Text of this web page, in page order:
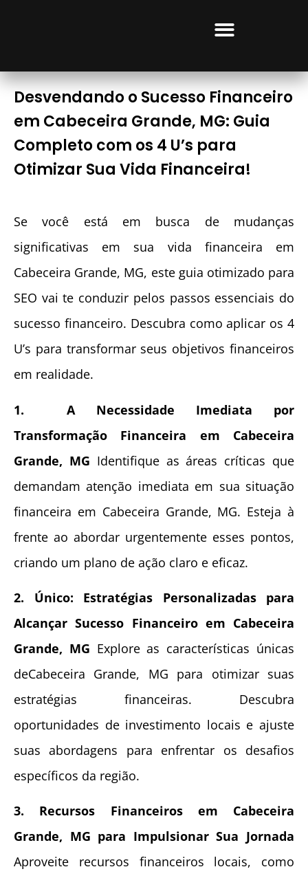
Desvendando o Sucesso Financeiro
em Cabeceira Grande, MG: Guia
Completo com os 4 U’s para
Otimizar Sua Vida Financeira!
Se você está em busca de mudanças
significativas em sua vida financeira em
Cabeceira Grande, MG, este guia otimizado para
SEO vai te conduzir pelos passos essenciais do
sucesso financeiro. Descubra como aplicar os 4
U’s para transformar seus objetivos financeiros
em realidade.
1. A Necessidade Imediata por
Transformação Financeira em Cabeceira
Grande, MG Identifique as áreas críticas que
demandam atenção imediata em sua situação
financeira em Cabeceira Grande, MG. Esteja à
frente ao abordar urgentemente esses pontos,
criando um plano de ação claro e eficaz.
2. Único: Estratégias Personalizadas para
Alcançar Sucesso Financeiro em Cabeceira
Grande, MG Explore as características únicas
deCabeceira Grande, MG para otimizar suas
estratégias financeiras. Descubra
oportunidades de investimento locais e ajuste
suas abordagens para enfrentar os desafios
específicos da região.
3. Recursos Financeiros em Cabeceira
Grande, MG para Impulsionar Sua Jornada
Aproveite recursos financeiros locais, como